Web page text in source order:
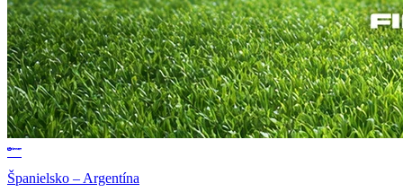
Španielsko – Argentína